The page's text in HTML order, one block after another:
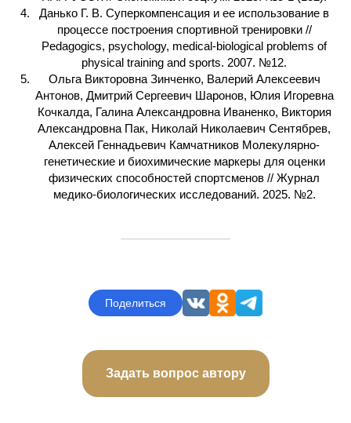
Данько Г. В. Суперкомпенсация и ее использование в
процессе построения спортивной тренировки //
Pedagogics, psychology, medical-biological problems of
physical training and sports. 2007. №12.
Ольга Викторовна Зинченко, Валерий Алексеевич
Антонов, Дмитрий Сергеевич Шаронов, Юлия Игоревна
Кочкалда, Галина Александровна Иваненко, Виктория
Александровна Пак, Николай Николаевич Сентябрев,
Алексей Геннадьевич Камчатников Молекулярно-
генетические и биохимические маркеры для оценки
физических способностей спортсменов // Журнал
медико-биологических исследований. 2025. №2.
Поделиться
Задать вопрос автору